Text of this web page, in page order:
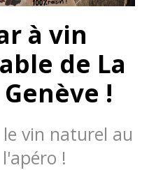
à vin
de La
!
vin naturel au
!